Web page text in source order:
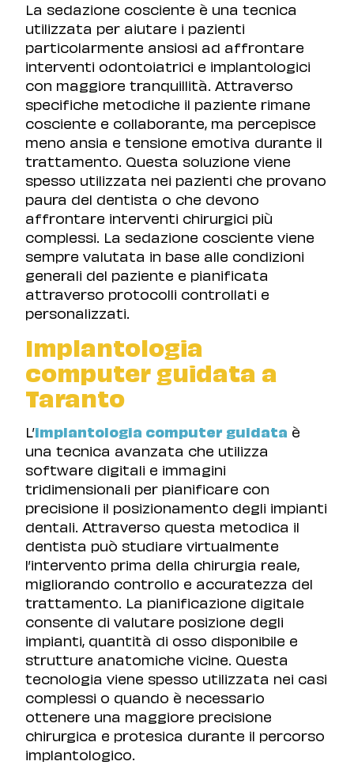
La sedazione cosciente è una tecnica
utilizzata per aiutare i pazienti
particolarmente ansiosi ad affrontare
interventi odontoiatrici e implantologici
con maggiore tranquillità. Attraverso
specifiche metodiche il paziente rimane
cosciente e collaborante, ma percepisce
meno ansia e tensione emotiva durante il
trattamento. Questa soluzione viene
spesso utilizzata nei pazienti che provano
paura del dentista o che devono
affrontare interventi chirurgici più
complessi. La sedazione cosciente viene
sempre valutata in base alle condizioni
generali del paziente e pianificata
attraverso protocolli controllati e
personalizzati.
Implantologia
computer guidata a
Taranto
L’implantologia computer guidata è
una tecnica avanzata che utilizza
software digitali e immagini
tridimensionali per pianificare con
precisione il posizionamento degli impianti
dentali. Attraverso questa metodica il
dentista può studiare virtualmente
l’intervento prima della chirurgia reale,
migliorando controllo e accuratezza del
trattamento. La pianificazione digitale
consente di valutare posizione degli
impianti, quantità di osso disponibile e
strutture anatomiche vicine. Questa
tecnologia viene spesso utilizzata nei casi
complessi o quando è necessario
ottenere una maggiore precisione
chirurgica e protesica durante il percorso
implantologico.